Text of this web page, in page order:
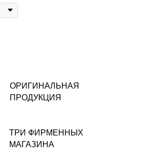
ОРИГИНАЛЬНАЯ
ПРОДУКЦИЯ
ТРИ ФИРМЕННЫХ
МАГАЗИНА